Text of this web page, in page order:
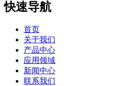
快速导航
首页
关于我们
产品中心
应用领域
新闻中心
联系我们